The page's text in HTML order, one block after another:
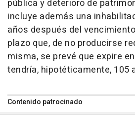
pública y deterioro de
incluye además una
años después del
plazo que, de no producirse
misma, se prevé que expire
tendría, hipotéticamente, 105
Contenido patrocinado